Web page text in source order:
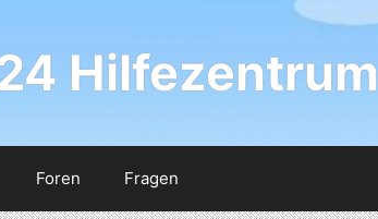
Hilfezentrum
Foren Fragen